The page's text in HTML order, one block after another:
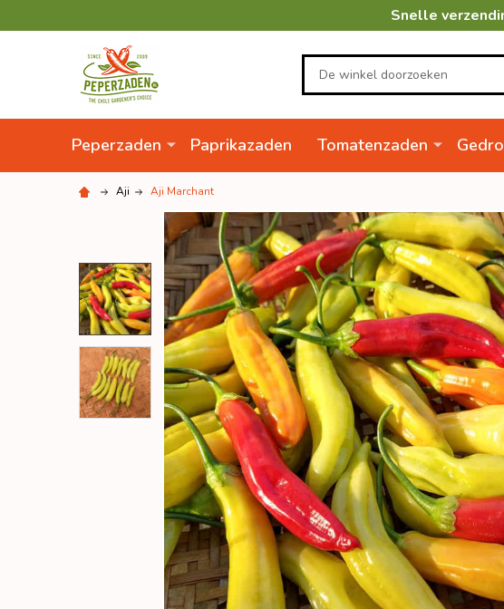
Snelle
Zoeken
Peperzaden Paprikazaden Tomatenzaden
Aji Aji Marchant